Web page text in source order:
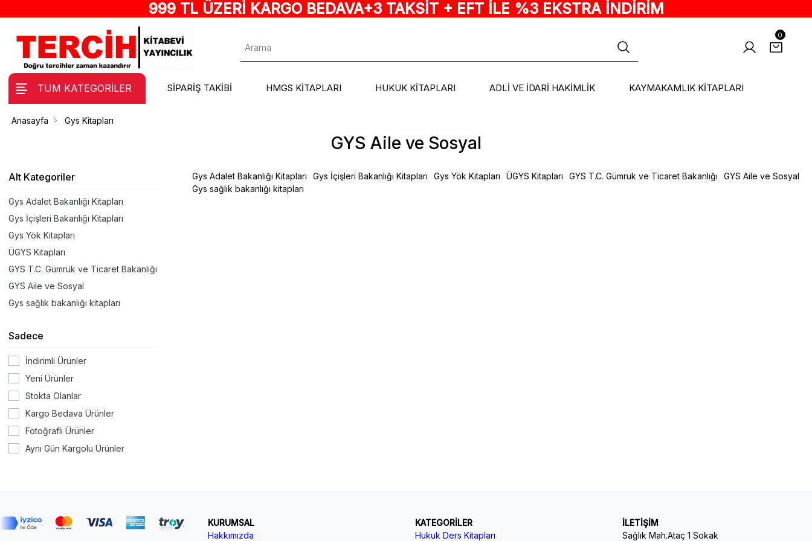
999 TL ÜZERİ KARGO BEDAVA+3 TAKSİT + EFT İLE %3 EKSTRA İNDİRİM
0
TÜM KATEGORİLER SİPARİŞ TAKİBİ HMGS KİTAPLARI HUKUK KİTAPLARI ADLİ VE İDARİ HAKİMLİK KAYMAKAMLIK KİTAPLARI
GYS Aile ve Sosyal
Anasayfa Gys Kitapları
Alt Kategoriler
Gys Adalet Bakanlığı Kitapları
Gys İçişleri Bakanlığı Kitapları
Gys Yök Kitapları
ÜGYS Kitapları
GYS T.C. Gümrük ve Ticaret Bakanlığı
GYS Aile ve Sosyal
Gys sağlık bakanlığı kitapları
Sadece
İndirimli Ürünler
Yeni Ürünler
Stokta Olanlar
Kargo Bedava Ürünler
Fotoğraflı Ürünler
Aynı Gün Kargolu Ürünler
Gys Adalet Bakanlığı Kitapları Gys İçişleri Bakanlığı Kitapları Gys Yök Kitapları ÜGYS Kitapları GYS T.C. Gümrük ve Ticaret Bakanlığı
GYS Aile ve Sosyal
Gys sağlık bakanlığı kitapları
KURUMSAL
Hakkımızda
KATEGORİLER
Hukuk Ders Kitapları
İLETİŞİM
Sağlık Mah.Ataç 1 Sokak